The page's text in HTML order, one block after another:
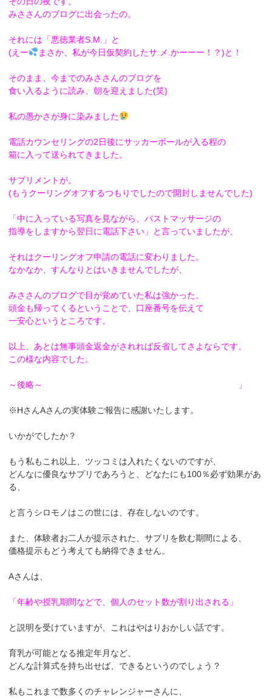
みささんのブログに出会ったの。
それには「悪徳業者S.M.」と
(えー
まさか、私が今日仮契約したサ.メ.かーーー！？)と！
そのまま、今までのみささんのブログを
食い入るように読み、朝を迎えました(笑)
私の愚かさが身に染みました
電話カウンセリングの2日後にサッカーボールが入る程の
箱に入って送られてきました。
サプリメントが。
(もうクーリングオフするつもりでしたので開封しませんでした)
「中に入っている写真を見ながら、バストマッサージの
指導をしますから翌日に電話下さい」 と言っていましたが、
それはクーリングオフ申請の電話に変わりました。
なかなか、すんなりとはいきませんでしたが、
みささんのブログで目が覚めていた私は強かった。
頭金も帰ってくるということで、 口座番号を伝えて
一安心というところです。
以上、あとは無事頭金返金がされれば反省してさよならです。
この様な内容でした。
～後略～ 」
※HさんAさんの実体験ご報告に感謝いたします。
いかがでしたか？
もう私もこれ以上、ツッコミは入れたくないのですが、
どんなに優良なサプリであろうと、どなたにも100％必ず効果があ
る、
と言うシロモノはこの世には、存在しないのです。
また、体験者お二人が提示された、サプリを飲む期間による、
価格提示もどう考えても納得できません。
Aさんは、
「年齢や授乳期間などで、個人のセット数が割り出される」
と説明を受けていますが、これはやはりおかしい話です。
育乳が可能となる推定年月など、
どんな計算式を持ち出せば、できるというのでしょう？
私もこれまで数多くのチャレンジャーさんに、